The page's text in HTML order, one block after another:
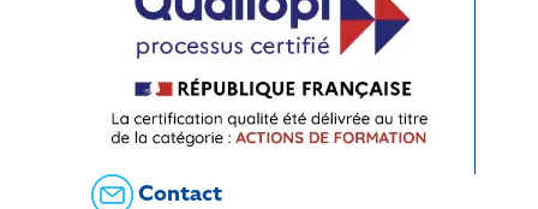
Contact